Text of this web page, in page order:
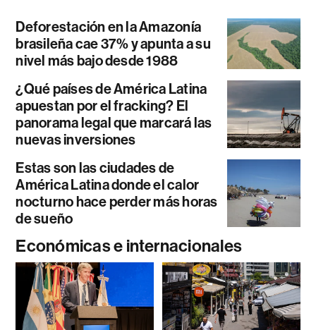
Deforestación en la Amazonía
brasileña cae 37% y apunta a su
nivel más bajo desde 1988
¿Qué países de América Latina
apuestan por el fracking? El
panorama legal que marcará las
nuevas inversiones
Estas son las ciudades de
América Latina donde el calor
nocturno hace perder más horas
de sueño
Económicas e internacionales